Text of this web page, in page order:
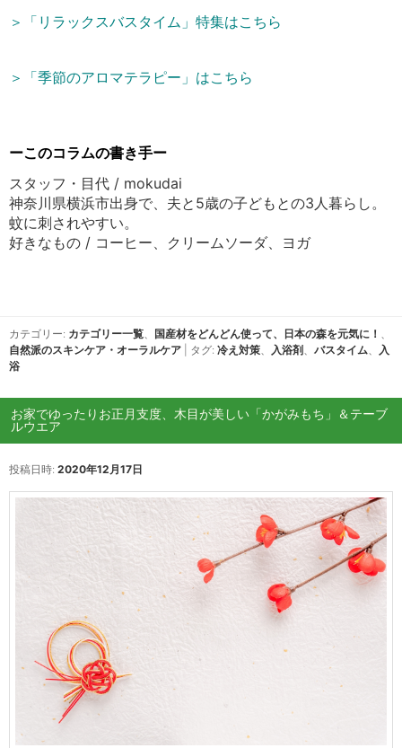
＞「リラックスバスタイム」特集はこちら
＞「季節のアロマテラピー」はこちら
ーこのコラムの書き手ー
スタッフ・目代 / mokudai
神奈川県横浜市出身で、夫と5歳の子どもとの3人暮らし。
蚊に刺されやすい。
好きなもの / コーヒー、クリームソーダ、ヨガ
カテゴリー: カテゴリー一覧 国産材をどんどん使って、日本の森を元気に！
自然派のスキンケア・オーラルケア
タグ: 冷え対策 入浴剤 バスタイム
入
浴
お家でゆったりお正月支度、木目が美しい「かがみもち」＆テーブ
ルウエア
投稿日時: 2020年12月17日